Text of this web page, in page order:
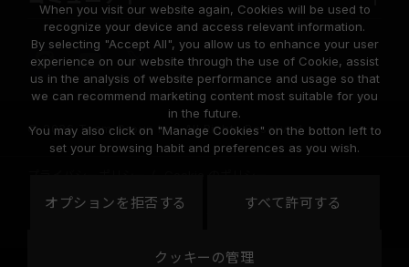
© 2026 Team Group Inc. All Rights Reserved.
地域
United
When you visit our website again, Cookies will be used to
recognize your device and access relevant information.
By selecting "Accept All", you allow us to enhance your user
experience on our website through the use of Cookie, assist
us in the analysis of website performance and usage so that
we can recommend marketing content most suitable for you
in the future.
You may also click on "Manage Cookies" on the botton left to
set your browsing habit and preferences as you wish.
オプションを拒否する すべて許可する
クッキーの管理